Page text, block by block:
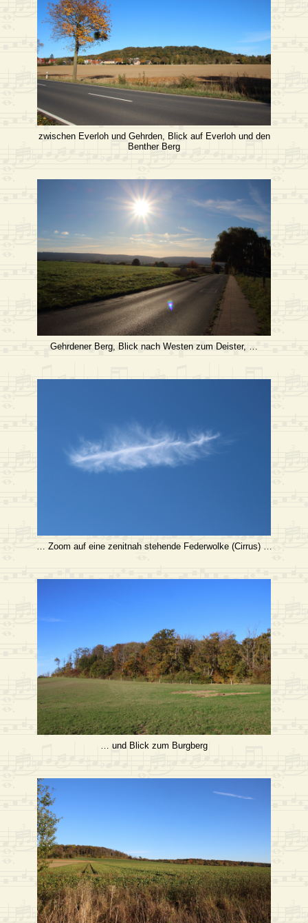
zwischen Everloh und Gehrden, Blick auf Everloh und den
Benther Berg
Gehrdener Berg, Blick nach Westen zum Deister, …
… Zoom auf eine zenitnah stehende Federwolke (Cirrus) …
… und Blick zum Burgberg